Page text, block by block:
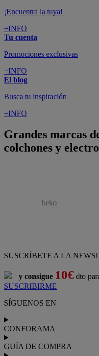
¡Encuentra la tuya!
+INFO
Tu cuenta
Promociones exclusivas
+INFO
El blog
Busca tu inspiración
+INFO
Grandes marcas
colchones y
SUSCRÍBETE A LA
y consigue 10€ dto
SUSCRIBIRME
SÍGUENOS EN
CONFORAMA
GUÍA DE COMPRA